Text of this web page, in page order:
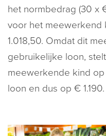
het normbedrag (30 x
voor het
1.018,50. Omdat dit
gebruikelijke loon,
meewerkende kind
loon en dus op € 1.190.